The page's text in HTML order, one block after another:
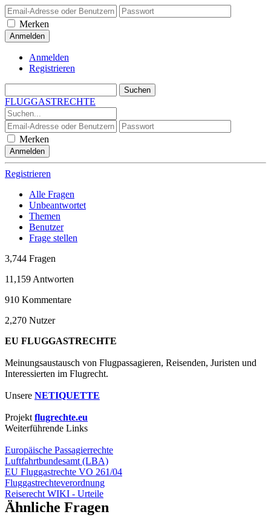
Merken
Anmelden
Registrieren
FLUGGASTRECHTE
Merken
Registrieren
Alle Fragen
Unbeantwortet
Themen
Benutzer
Frage stellen
3,744 Fragen
11,159 Antworten
910 Kommentare
2,270 Nutzer
EU FLUGGASTRECHTE
Meinungsaustausch von Flugpassagieren, Reisenden, Juristen und
Interessierten im Flugrecht.
Unsere NETIQUETTE
Projekt flugrechte.eu
Weiterführende Links
Europäische Passagierrechte
Luftfahrtbundesamt (LBA)
EU Fluggastrechte VO 261/04
Fluggastrechteverordnung
Reiserecht WIKI - Urteile
Ähnliche Fragen